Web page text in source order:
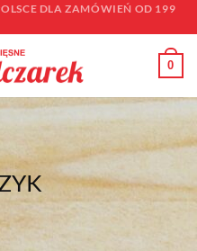
DLA ZAMÓWIEŃ OD 199
0